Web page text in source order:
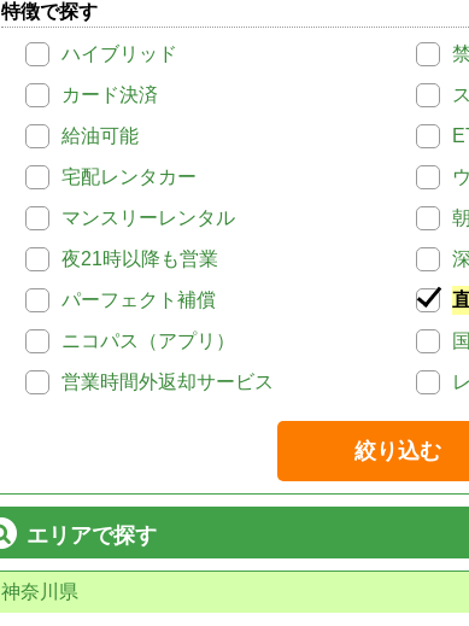
特徴で探す
ハイブリッド
カード決済
給油可能
宅配レンタカー
マンスリーレンタル
夜21時以降も営業
パーフェクト補償
ニコパス（アプリ）
営業時間外返却サービス
絞り込む
エリアで探す
神奈川県